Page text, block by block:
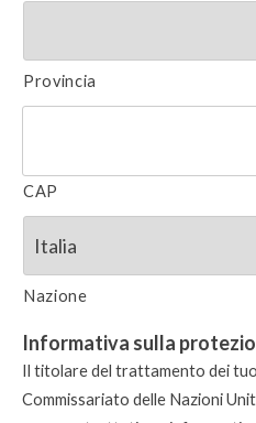
Provincia
CAP
Nazione
Informativa sulla
Il titolare del trattamento dei
Commissariato delle Nazioni